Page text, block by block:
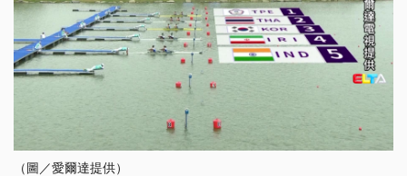
（圖／愛爾達提供）